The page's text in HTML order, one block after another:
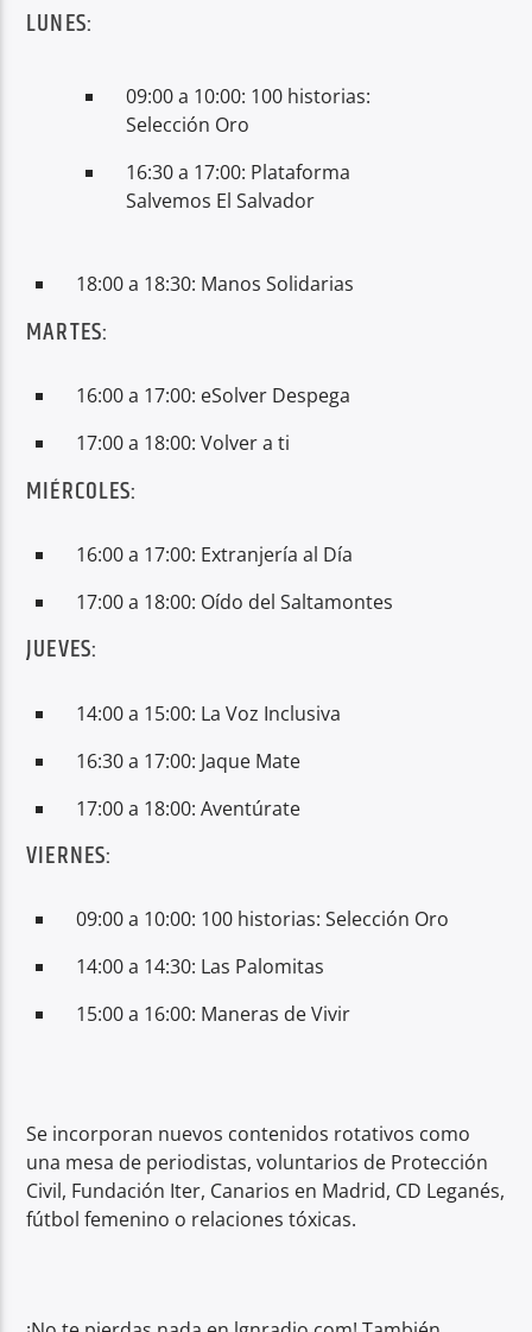
LUNES:
09:00 a 10:00: 100 historias:
Selección Oro
16:30 a 17:00: Plataforma
Salvemos El Salvador
18:00 a 18:30: Manos Solidarias
MARTES:
16:00 a 17:00: eSolver Despega
17:00 a 18:00: Volver a ti
MIÉRCOLES:
16:00 a 17:00: Extranjería al Día
17:00 a 18:00: Oído del Saltamontes
JUEVES:
14:00 a 15:00: La Voz Inclusiva
16:30 a 17:00: Jaque Mate
17:00 a 18:00: Aventúrate
VIERNES:
09:00 a 10:00: 100 historias: Selección Oro
14:00 a 14:30: Las Palomitas
15:00 a 16:00: Maneras de Vivir
Se incorporan nuevos contenidos rotativos como
una mesa de periodistas, voluntarios de Protección
Civil, Fundación Iter, Canarios en Madrid, CD Leganés,
fútbol femenino o relaciones tóxicas.